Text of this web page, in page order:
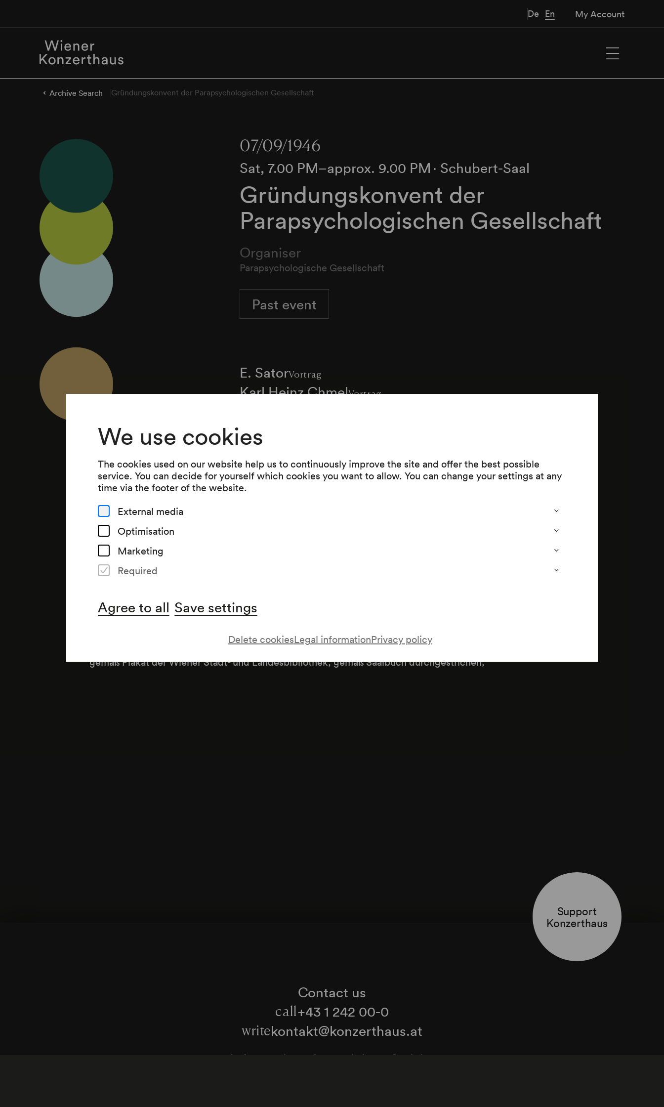
We use cookies
The cookies used on our website help us to continuously improve the site and offer the best possible
service. You can decide for yourself which cookies you want to allow. You can change your settings at any
time via the footer of the website.
External media
Optimisation
Marketing
Required
Agree to all Save settings
Delete cookiesLegal informationPrivacy policy
De En My Account
Archive Search Gründungskonvent der Parapsychologischen Gesellschaft
07/09/1946
Sat, 7.00 PM–approx. 9.00 PM ∙ Schubert-Saal
Gründungskonvent der
Parapsychologischen Gesellschaft
Organiser
Parapsychologische Gesellschaft
Past event
E. SatorVortrag
Karl Heinz ChmelVortrag
Die Parapsychologische Gesellschaft im öffentlichen
Leben
gemäß Plakat der Wiener Stadt- und Landesbibliothek; gemäß Saalbuch durchgestrichen;
Support
Konzerthaus
Contact us
call+43 1 242 00-0
writekontakt@konzerthaus.at
Information about tickets & visits